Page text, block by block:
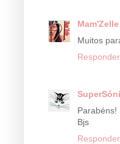
Muitos
Responder
Parabéns!
Bjs
Responder